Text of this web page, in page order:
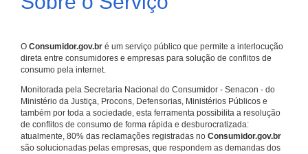
O Consumidor.gov.br é um serviço público que permite a interlocução
direta entre consumidores e empresas para solução de conflitos de
consumo pela internet.
Monitorada pela Secretaria Nacional do Consumidor - Senacon - do
Ministério da Justiça, Procons, Defensorias, Ministérios Públicos e
também por toda a sociedade, esta ferramenta possibilita a resolução
de conflitos de consumo de forma rápida e desburocratizada:
atualmente, 80% das reclamações registradas no Consumidor.gov.br
são solucionadas pelas empresas, que respondem as demandas dos